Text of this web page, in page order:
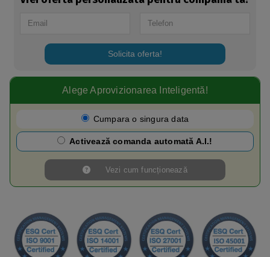
Solicita oferta!
Alege Aprovizionarea Inteligentă!​
Cumpara o singura data
Activează comanda automată A.I.!
Vezi cum funcționează